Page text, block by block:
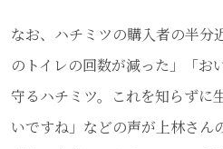
なお、ハチミツの購入者の半分
のトイレの回数が減った」「お
守るハチミツ。これを知らずに
いですね」などの声が上林さん